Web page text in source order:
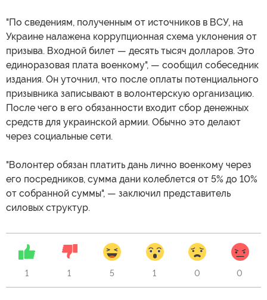
"По сведениям, полученным от источников в ВСУ, на
Украине налажена коррупционная схема уклонения от
призыва. Входной билет — десять тысяч долларов. Это
единоразовая плата военкому", — сообщил собеседник
издания. Он уточнил, что после оплаты потенциального
призывника записывают в волонтерскую организацию.
После чего в его обязанности входит сбор денежных
средств для украинской армии. Обычно это делают
через социальные сети.
"Волонтер обязан платить дань лично военкому через
его посредников, сумма дани колеблется от 5% до 10%
от собранной суммы", — заключил представитель
силовых структур.
1 1 5 1 0 0